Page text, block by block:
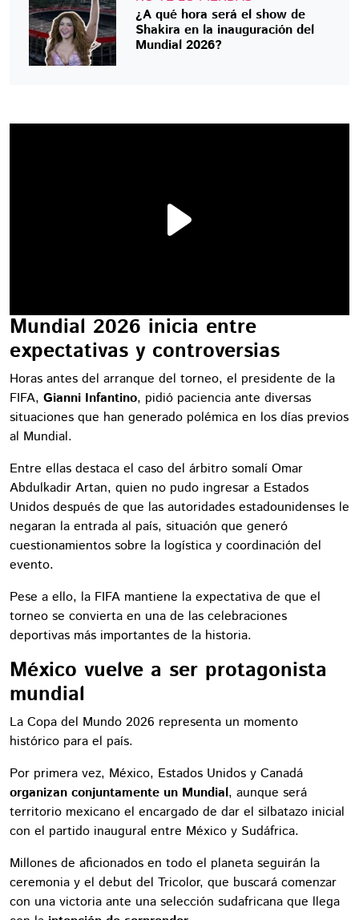
¿A qué hora será el show de
Shakira en la inauguración del
Mundial 2026?
Mundial 2026 inicia entre
expectativas y controversias
Horas antes del arranque del torneo, el presidente de la
FIFA, Gianni Infantino, pidió paciencia ante diversas
situaciones que han generado polémica en los días previos
al Mundial.
Entre ellas destaca el caso del árbitro somalí Omar
Abdulkadir Artan, quien no pudo ingresar a Estados
Unidos después de que las autoridades estadounidenses le
negaran la entrada al país, situación que generó
cuestionamientos sobre la logística y coordinación del
evento.
Pese a ello, la FIFA mantiene la expectativa de que el
torneo se convierta en una de las celebraciones
deportivas más importantes de la historia.
México vuelve a ser protagonista
mundial
La Copa del Mundo 2026 representa un momento
histórico para el país.
Por primera vez, México, Estados Unidos y Canadá
organizan conjuntamente un Mundial, aunque será
territorio mexicano el encargado de dar el silbatazo inicial
con el partido inaugural entre México y Sudáfrica.
Millones de aficionados en todo el planeta seguirán la
ceremonia y el debut del Tricolor, que buscará comenzar
con una victoria ante una selección sudafricana que llega